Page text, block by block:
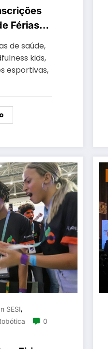
Férias
de saúde,
kids,
esportivas,
SESI,
0